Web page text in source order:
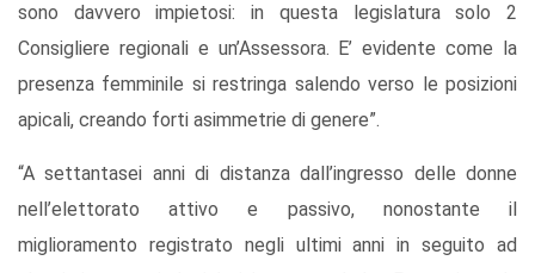
sono davvero impietosi: in questa legislatura solo 2
Consigliere regionali e un’Assessora. E’ evidente come la
presenza femminile si restringa salendo verso le posizioni
apicali, creando forti asimmetrie di genere”.
“A settantasei anni di distanza dall’ingresso delle donne
nell’elettorato attivo e passivo, nonostante il
miglioramento registrato negli ultimi anni in seguito ad